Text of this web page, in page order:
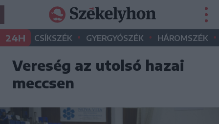
24H CSÍKSZÉK • GYERGYÓSZÉK • HÁROMSZÉK •
Vereség az utolsó hazai
meccsen